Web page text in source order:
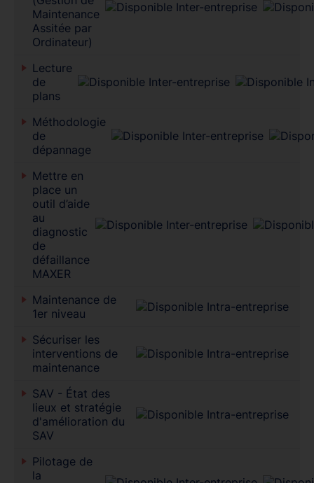
Maintenance
Assitée par
Ordinateur)
Lecture
de
plans
Méthodologie
de
dépannage
Mettre en
place un
outil d’aide
au
diagnostic
de
défaillance
MAXER
Maintenance de
1er niveau
Sécuriser les
interventions de
maintenance
SAV - État des
lieux et stratégie
d'amélioration du
SAV
Pilotage de
la